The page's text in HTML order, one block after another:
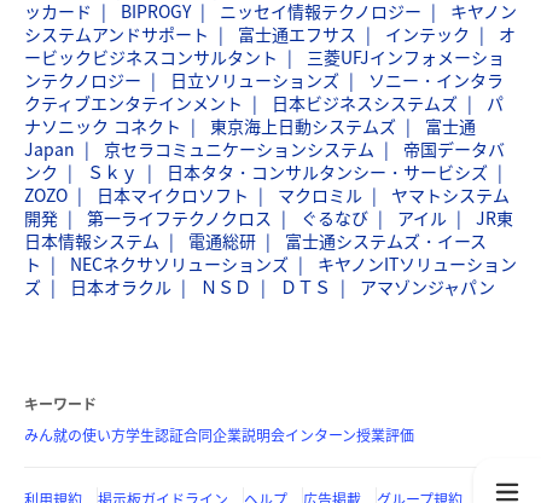
ッカード
BIPROGY ニッセイ情報テクノロジー
キヤノン
システムアンドサポート
富士通エフサス インテック
オ
ービックビジネスコンサルタント
三菱UFJインフォメーショ
ンテクノロジー
日立ソリューションズ
ソニー・インタラ
クティブエンタテインメント
日本ビジネスシステムズ
パ
ナソニック コネクト
東京海上日動システムズ
富士通
Japan
京セラコミュニケーションシステム
帝国データバ
ンク
Ｓｋｙ
日本タタ・コンサルタンシー・サービシズ
ZOZO
日本マイクロソフト マクロミル
ヤマトシステム
開発
第一ライフテクノクロス ぐるなび アイル
JR東
日本情報システム
電通総研
富士通システムズ・イース
ト
NECネクサソリューションズ
キヤノンITソリューション
ズ
日本オラクル ＮＳＤ ＤＴＳ アマゾンジャパン
キーワード
みん就の使い方学生認証合同企業説明会インターン授業評価